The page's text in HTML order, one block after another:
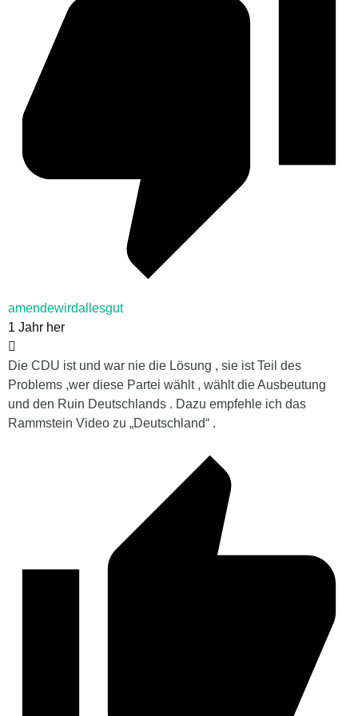
amendewirdallesgut
1 Jahr her
Die CDU ist und war nie die Lösung , sie ist Teil des
Problems ,wer diese Partei wählt , wählt die Ausbeutung
und den Ruin Deutschlands . Dazu empfehle ich das
Rammstein Video zu „Deutschland“ .